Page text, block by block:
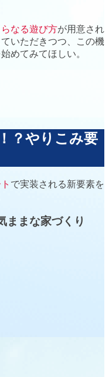
らなる遊び方が用意され
いただきつつ、この機
めてみてほしい。
？やりこみ要
で実装される新要素を
まな家づくり